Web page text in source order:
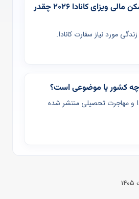
خلاصه مطلب «تمکن مالی ویزای کانادا ۲۰۲۶ چقدر
چه کشور یا موضوعی است؟
و مهاجرت تحصیلی منتشر شده